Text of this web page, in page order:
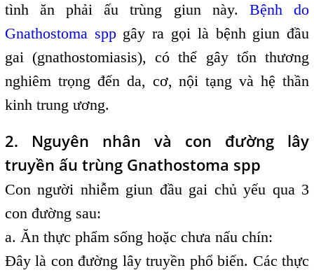
tình ăn phải ấu trùng giun này.Bệnh do
Gnathostoma sppgây ra gọi là bệnh giun đầu
gai (gnathostomiasis), có thể gây tổn thương
nghiêm trọng đến da, cơ, nội tạng và hệ thần
kinh trung ương.
2. Nguyên nhân và con đường lây
truyền ấu trùng Gnathostoma spp
Con người nhiễm giun đầu gai chủ yếu qua 3
con đường sau:
a. Ăn thực phẩm sống hoặc chưa nấu chín:
Đây là con đường lây truyền phổ biến. Các thực